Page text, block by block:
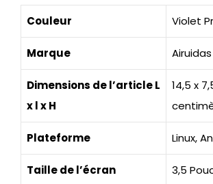
Couleur Violet
Marque Airuidas
Dimensions de l’article L
x l x H
14,5 x
Plateforme Linux,
Taille de l’écran 3,5